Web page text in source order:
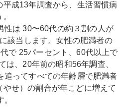
成13年調査から、生活習慣病
は 30〜60代の約３割の人が
該当します。女性の肥満者の
で 25パーセント、60代以上で
は、20年前の昭和56年調査、
追ってすべての年齢層で肥満者
せ）の割合が年こどに増えて